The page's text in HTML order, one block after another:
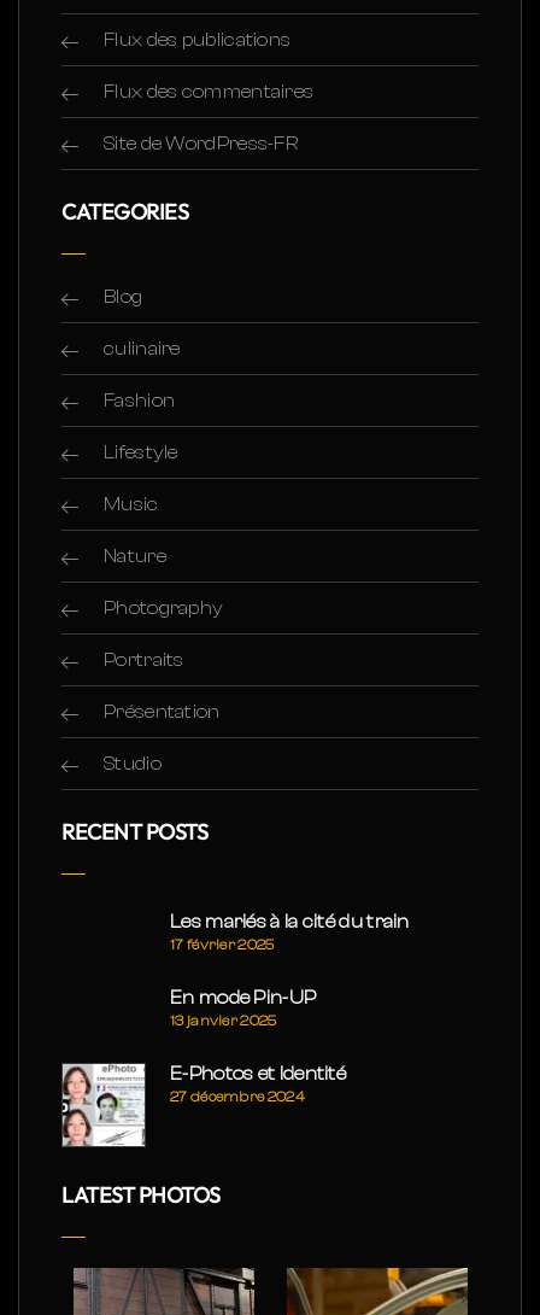
Flux des publications
Flux des commentaires
Site de WordPress-FR
CATEGORIES
Blog
culinaire
Fashion
Lifestyle
Music
Nature
Photography
Portraits
Présentation
Studio
RECENT POSTS
Les mariés à la cité du train
17 février 2025
En mode Pin-UP
13 janvier 2025
E-Photos et Identité
27 décembre 2024
LATEST PHOTOS